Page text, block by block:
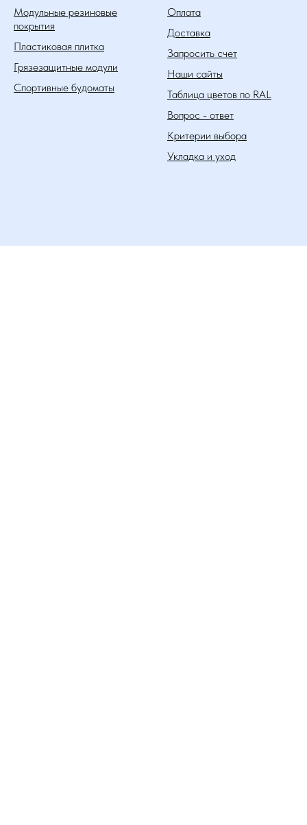
Модульные резиновые
покрытия
Пластиковая плитка
Грязезащитные модули
Спортивные будоматы
Оплата
Доставка
Запросить счет
Наши сайты
Таблица цветов по RAL
Вопрос - ответ
Критерии выбора
Укладка и уход